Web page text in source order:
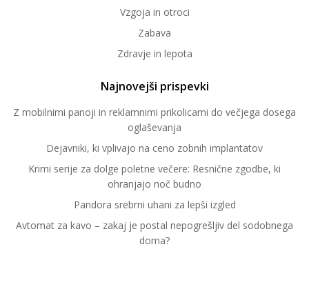
Vzgoja in otroci
Zabava
Zdravje in lepota
Najnovejši prispevki
Z mobilnimi panoji in reklamnimi prikolicami do večjega dosega
oglaševanja
Dejavniki, ki vplivajo na ceno zobnih implantatov
Krimi serije za dolge poletne večere: Resnične zgodbe, ki
ohranjajo noč budno
Pandora srebrni uhani za lepši izgled
Avtomat za kavo – zakaj je postal nepogrešljiv del sodobnega
doma?